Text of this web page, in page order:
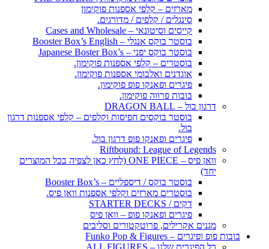
מארזים – קלפי אספנות פוקימון
סינגלים / קלפים / מדורגים.
קייסים וסיטונאי – Cases and Wholesale
בוסטר בוקס אנגלי – Booster Box’s English
בוסטר בוקס יפני – Japanese Boster Box’s
בוסטרים – קלפי אספנות פוקימון.
אוגדנים ואלבומי אספנות פוקימון.
פיגרים ופאנקו פופ פוקימון.
בובות פרווה פוקימון.
דרגון בול – DRAGON BALL
בוסטר בוקסים חפיסות וקלפים – קלפי אספנות דרגון
בול.
פיגרים ופאנקו פופ דרגון בול.
Riftbound: League of Legends
וואן פיס – ONE PIECE (לחץ כאן לצפיה בכל המוצרים
יחד)
בוסטר בוקס / דיספליים – Booster Box’s
בוסטרים מארזים וקלפי אספנות וואן פיס.
דקים / STARTER DECKS
פיגרים ופאנקו פופ – וואן פיס
מגנים אקרילים, פרוטקטורים וסליבים
בובות פופ ופיגרים – Funko Pop & Figures
כל הפיגרים שלנו – ALL FIGURES